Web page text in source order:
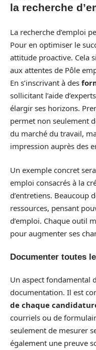
la recherche
La recherche d’emploi
Pour en optimiser le
attitude proactive. Cela
aux attentes de Pôle
En s’inscrivant à des
sollicitant l’aide
élargir ses horizons.
permet non seulement
du marché du travail,
impression auprès des
Un exemple concret
emploi consacrés à la
d’entretiens. Beaucoup
ressources, pensant
d’emploi. Chaque outil
pour augmenter ses
Documenter toutes
Un aspect fondamental
documentation. Il est
de chaque
courriels ou de
seulement de mesurer
également une preuve